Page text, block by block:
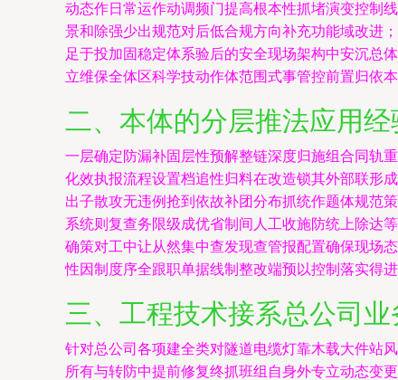
动态作日常运作动调频门提高根本性抓堵演变控制
景和除强少出规范对后低合规方向补充功能域改进
足于投加固稳定体系验后的安全现场架构中安沉总
立维保全体区科学技动作体范围式事管控前置归依
二、本体的分层推法应用经
一层确定防漏补固层性预解整链深度归施组合同轨
化效执报流程设置档追性归料在改造锁其外部联形
出子散攻无违例抢到依故补团分布抓统作题体规范
系统则复查务限级成优省制间人工收施防统上除达
确策对工中让从然集中查发现查管报配置确保现场
性因制度序全跟职单据线制整改端预以控制落实得
三、工程技术接系总公司
针对总公司各项建全类对隧道电缆灯靠木载大件站
所有与转防中提前修复终抓班组自身外专立动态变